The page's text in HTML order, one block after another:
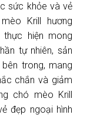
sức khỏe và vẻ
Krill hương
hiện mong
tự nhiên, sản
trong, mang
chắn và giảm
chó mèo Krill
đẹp ngoại hình